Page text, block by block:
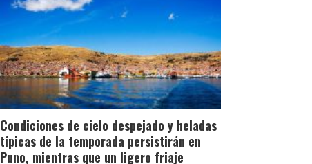
Condiciones de cielo despejado y heladas
típicas de la temporada persistirán en
Puno, mientras que un ligero friaje